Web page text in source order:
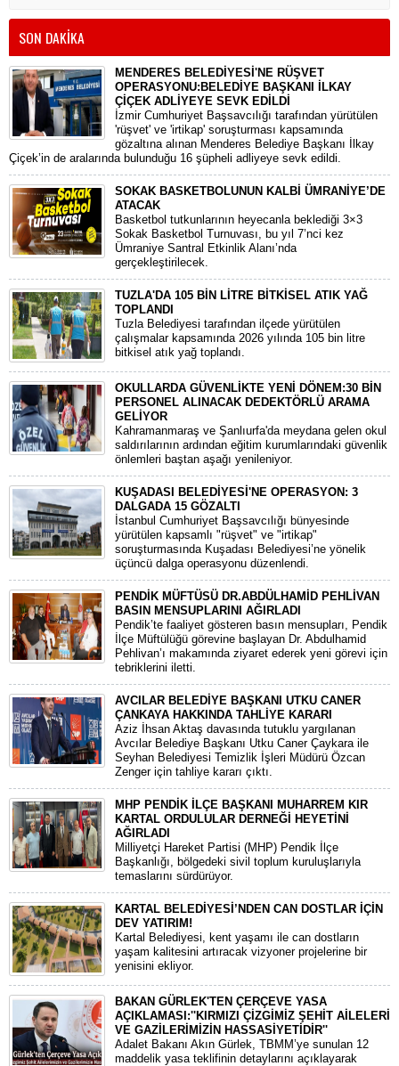
SON DAKİKA
MENDERES BELEDİYESİ'NE RÜŞVET
OPERASYONU:BELEDİYE BAŞKANI İLKAY
ÇİÇEK ADLİYEYE SEVK EDİLDİ
​İzmir Cumhuriyet Başsavcılığı tarafından yürütülen
'rüşvet' ve 'irtikap' soruşturması kapsamında
gözaltına alınan Menderes Belediye Başkanı İlkay
Çiçek’in de aralarında bulunduğu 16 şüpheli adliyeye sevk edildi.
SOKAK BASKETBOLUNUN KALBİ ÜMRANİYE’DE
ATACAK
Basketbol tutkunlarının heyecanla beklediği 3×3
Sokak Basketbol Turnuvası, bu yıl 7’nci kez
Ümraniye Santral Etkinlik Alanı’nda
gerçekleştirilecek.
TUZLA'DA 105 BİN LİTRE BİTKİSEL ATIK YAĞ
TOPLANDI
Tuzla Belediyesi tarafından ilçede yürütülen
çalışmalar kapsamında 2026 yılında 105 bin litre
bitkisel atık yağ toplandı.
OKULLARDA GÜVENLİKTE YENİ DÖNEM:30 BİN
PERSONEL ALINACAK DEDEKTÖRLÜ ARAMA
GELİYOR
​Kahramanmaraş ve Şanlıurfa'da meydana gelen okul
saldırılarının ardından eğitim kurumlarındaki güvenlik
önlemleri baştan aşağı yenileniyor.
KUŞADASI BELEDİYESİ'NE OPERASYON: 3
DALGADA 15 GÖZALTI
​İstanbul Cumhuriyet Başsavcılığı bünyesinde
yürütülen kapsamlı "rüşvet" ve "irtikap"
soruşturmasında Kuşadası Belediyesi’ne yönelik
üçüncü dalga operasyonu düzenlendi.
PENDİK MÜFTÜSÜ DR.ABDÜLHAMİD PEHLİVAN
BASIN MENSUPLARINI AĞIRLADI
​Pendik’te faaliyet gösteren basın mensupları, Pendik
İlçe Müftülüğü görevine başlayan Dr. Abdulhamid
Pehlivan’ı makamında ziyaret ederek yeni görevi için
tebriklerini iletti.
AVCILAR BELEDİYE BAŞKANI UTKU CANER
ÇANKAYA HAKKINDA TAHLİYE KARARI
​Aziz İhsan Aktaş davasında tutuklu yargılanan
Avcılar Belediye Başkanı Utku Caner Çaykara ile
Seyhan Belediyesi Temizlik İşleri Müdürü Özcan
Zenger için tahliye kararı çıktı.
MHP PENDİK İLÇE BAŞKANI MUHARREM KIR
KARTAL ORDULULAR DERNEĞİ HEYETİNİ
AĞIRLADI
​Milliyetçi Hareket Partisi (MHP) Pendik İlçe
Başkanlığı, bölgedeki sivil toplum kuruluşlarıyla
temaslarını sürdürüyor.
KARTAL BELEDİYESİ’NDEN CAN DOSTLAR İÇİN
DEV YATIRIM!
Kartal Belediyesi, kent yaşamı ile can dostların
yaşam kalitesini artıracak vizyoner projelerine bir
yenisini ekliyor.
BAKAN GÜRLEK'TEN ÇERÇEVE YASA
AÇIKLAMASI:''KIRMIZI ÇİZGİMİZ ŞEHİT AİLELERİ
VE GAZİLERİMİZİN HASSASİYETİDİR''
Adalet Bakanı Akın Gürlek, TBMM’ye sunulan 12
maddelik yasa teklifinin detaylarını açıklayarak